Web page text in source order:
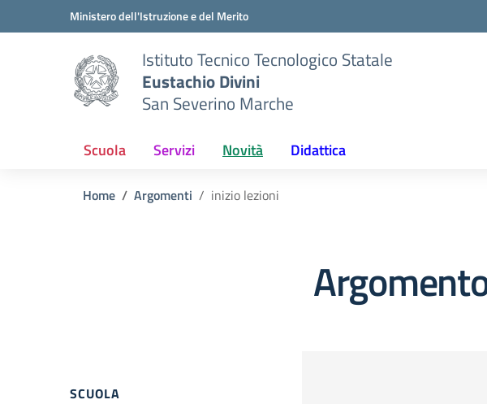
Vai ai contenuti
Vai al menu di navigazioneMinistero dell'Istruzione e del Merito
Istituto Tecnico Tecnologico Statale
Eustachio Divini
San Severino Marche
Scuola Servizi Novità Didattica
Home Argomenti inizio lezioni
SCUOLA